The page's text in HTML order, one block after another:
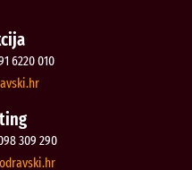
6220 010
309 290